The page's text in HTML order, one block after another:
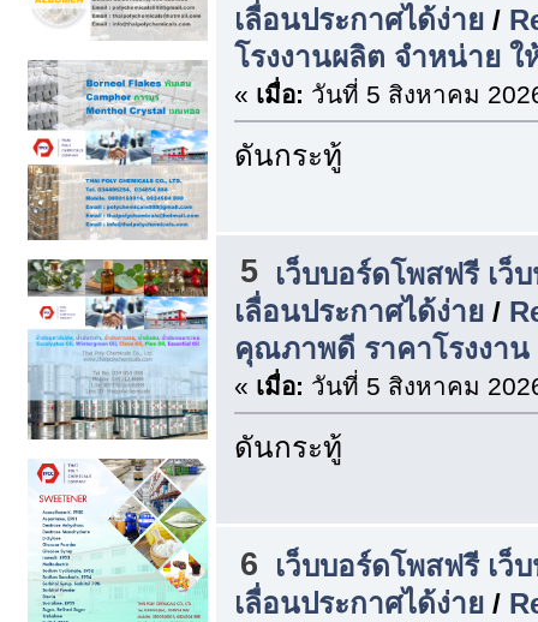
เลื่อนประกาศได้ง่าย/
โรงงานผลิต จำหน่าย ใ
« เมื่อ: วันที่ 5 สิงหาคม
ดันกระทู้
5 เว็บบอร์ดโพสฟรี เว็
เลื่อนประกาศได้ง่าย/
คุณภาพดี ราคาโรงงา
« เมื่อ: วันที่ 5 สิงหาคม
ดันกระทู้
6
เว็บบอร์ดโพสฟรี เว็
เลื่อนประกาศได้ง่าย/